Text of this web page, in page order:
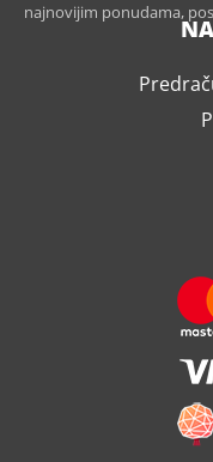
najnovijim ponudama,